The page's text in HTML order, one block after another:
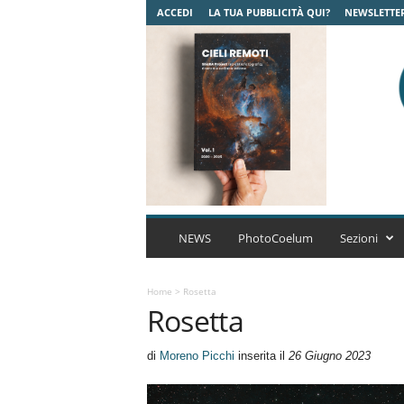
ACCEDI LA TUA PUBBLICITÀ QUI?
C
t
r
NEWS PhotoCoelum Sezioni
Home > Rosetta
Rosetta
di Moreno Picchi inserita il 26 Giugno 2023